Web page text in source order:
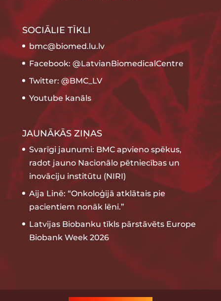
SOCIĀLIE TĪKLI
bmc@biomed.lu.lv
Facebook: @LatvianBiomedicalCentre
Twitter: @BMC_LV
Youtube kanāls
JAUNĀKĀS ZIŅAS
Svarīgi jaunumi: BMC apvieno spēkus,
radot jauno Nacionālo pētniecības un
inovāciju institūtu (NIRI)
Aija Linē: “Onkoloģijā atklātais pie
pacientiem nonāk lēni.”
Latvijas Biobanku tīkls pārstāvēts Europe
Biobank Week 2026